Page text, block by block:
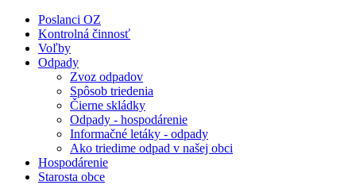
Poslanci OZ
Kontrolná činnosť
Voľby
Odpady
Zvoz odpadov
Spôsob triedenia
Čierne skládky
Odpady - hospodárenie
Informačné letáky - odpady
Ako triedime odpad v našej obci
Hospodárenie
Starosta obce